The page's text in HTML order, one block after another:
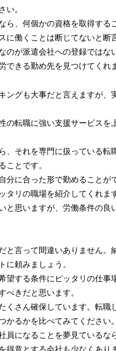
い。
、何個かの資格を取得する
働くことは断じてないと断
のが派遣会社への登録ではな
きる勤め先を見つけてくれ
グも大事だと言えますが、
の転職に強い支援サービスを
、それを専門に扱っている
ことです。
分に合った形で勤めること
タリの職場を紹介してくれま
思いますが、労働条件の良
言って間違いありません。
に頼みましょう。
する条件にピッタリの仕事
べきだと思います。
くさん確保しています。転職
るかを比べてみてください。
員になることを夢見ているな